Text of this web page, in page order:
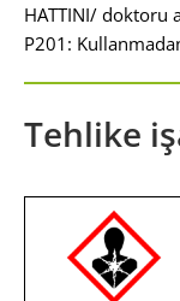
HATTINI/ doktoru
P201:
Tehlike